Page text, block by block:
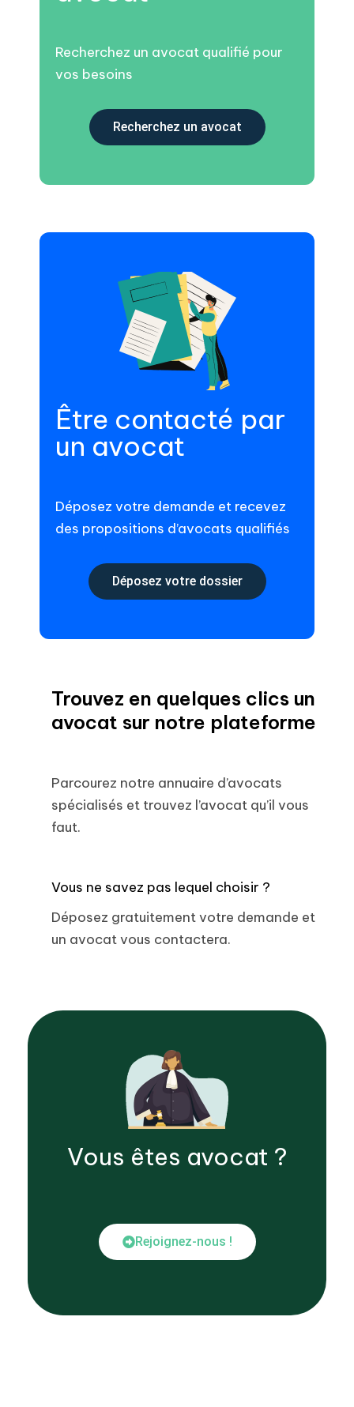
Recherchez un avocat qualifié pour
vos besoins
Recherchez un avocat
Être contacté par
un avocat
Déposez votre demande et recevez
des propositions d’avocats qualifiés
Déposez votre dossier
Trouvez en quelques clics un
avocat sur notre plateforme
Parcourez notre annuaire d’avocats
spécialisés et trouvez l’avocat qu’il vous
faut.
Vous ne savez pas lequel choisir ?
Déposez gratuitement votre demande et
un avocat vous contactera.
Vous êtes avocat ?
Rejoignez-nous !